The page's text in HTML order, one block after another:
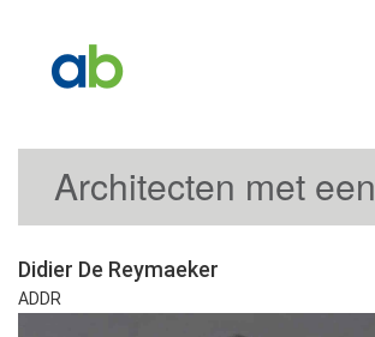
Architecten met een
Didier De Reymaeker
ADDR